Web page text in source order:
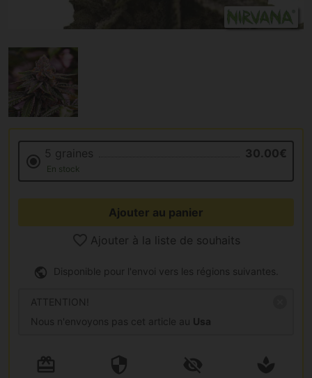
5 graines 30.00€
En stock
Ajouter au panier
Ajouter à la liste de souhaits
Disponible pour l'envoi vers les régions suivantes.
ATTENTION!
Nous n'envoyons pas cet article au Usa